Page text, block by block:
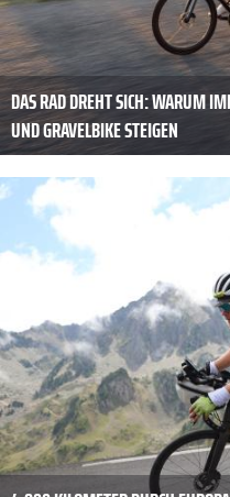
DAS RAD DREHT SICH: WARUM
UND GRAVELBIKE STEIGEN